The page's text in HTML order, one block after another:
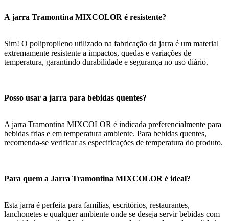
A jarra Tramontina MIXCOLOR é resistente?
Sim! O polipropileno utilizado na fabricação da jarra é um material
extremamente resistente a impactos, quedas e variações de
temperatura, garantindo durabilidade e segurança no uso diário.
Posso usar a jarra para bebidas quentes?
A jarra Tramontina MIXCOLOR é indicada preferencialmente para
bebidas frias e em temperatura ambiente. Para bebidas quentes,
recomenda-se verificar as especificações de temperatura do produto.
Para quem a Jarra Tramontina MIXCOLOR é ideal?
Esta jarra é perfeita para famílias, escritórios, restaurantes,
lanchonetes e qualquer ambiente onde se deseja servir bebidas com